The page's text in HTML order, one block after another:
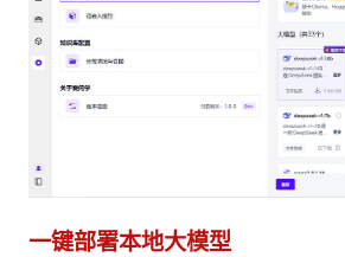
一键部署本地大模型